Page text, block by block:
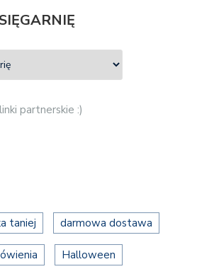
partnerskie :)
taniej darmowa dostawa
Halloween